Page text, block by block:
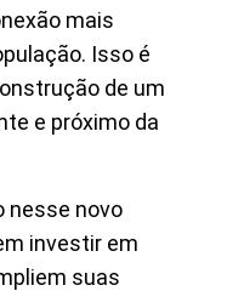
mais
Isso é
de um
e próximo da
nesse novo
investir em
suas